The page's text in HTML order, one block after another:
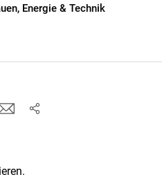
Energie & Technik